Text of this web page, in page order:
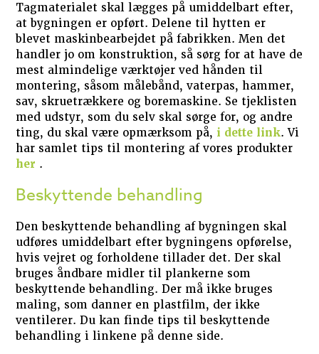
Tagmaterialet skal lægges på umiddelbart efter,
at bygningen er opført. Delene til hytten er
blevet maskinbearbejdet på fabrikken. Men det
handler jo om konstruktion, så sørg for at have de
mest almindelige værktøjer ved hånden til
montering, såsom målebånd, vaterpas, hammer,
sav, skruetrækkere og boremaskine. Se tjeklisten
med udstyr, som du selv skal sørge for, og andre
ting, du skal være opmærksom på, i dette link. Vi
har samlet tips til montering af vores produkter
her .
Beskyttende behandling
Den beskyttende behandling af bygningen skal
udføres umiddelbart efter bygningens opførelse,
hvis vejret og forholdene tillader det. Der skal
bruges åndbare midler til plankerne som
beskyttende behandling. Der må ikke bruges
maling, som danner en plastfilm, der ikke
ventilerer. Du kan finde tips til beskyttende
behandling i linkene på denne side.